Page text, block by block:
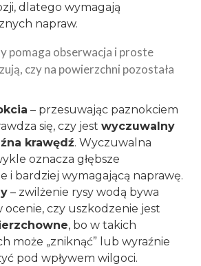
dlatego wymagają
napraw.
pomaga obserwacja i proste
czy na powierzchni pozostała
– przesuwając paznokciem
się, czy jest wyczuwalny
krawędź. Wyczuwalna
oznacza głębsze
i bardziej wymagającą naprawę.
– zwilżenie rysy wodą bywa
ocenie, czy uszkodzenie jest
, bo w takich
może „zniknąć” lub wyraźnie
pod wpływem wilgoci.